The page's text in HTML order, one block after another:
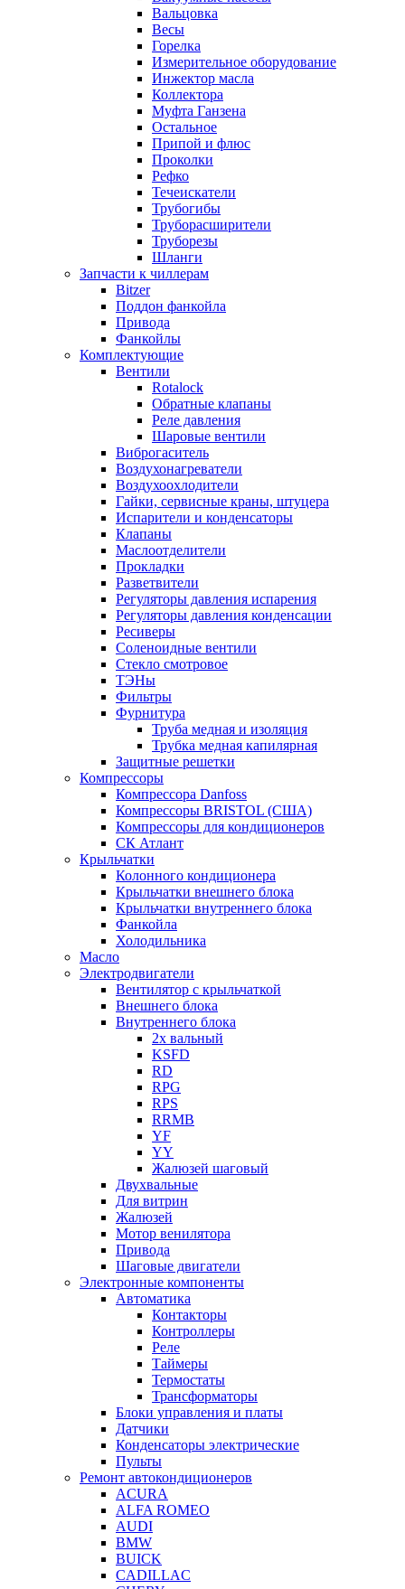
Вальцовка
Весы
Горелка
Измерительное оборудование
Инжектор масла
Коллектора
Муфта Ганзена
Остальное
Припой и флюс
Проколки
Рефко
Течеискатели
Трубогибы
Труборасширители
Труборезы
Шланги
Запчасти к чиллерам
Bitzer
Поддон фанкойла
Привода
Фанкойлы
Комплектующие
Вентили
Rotalock
Обратные клапаны
Реле давления
Шаровые вентили
Виброгаситель
Воздухонагреватели
Воздухоохлодители
Гайки, сервисные краны, штуцера
Испарители и конденсаторы
Клапаны
Маслоотделители
Прокладки
Разветвители
Регуляторы давления испарения
Регуляторы давления конденсации
Ресиверы
Соленоидные вентили
Стекло смотровое
ТЭНы
Фильтры
Фурнитура
Труба медная и изоляция
Трубка медная капилярная
Защитные решетки
Компрессоры
Компрессора Danfoss
Компрессоры BRISTOL (США)
Компрессоры для кондиционеров
СК Атлант
Крыльчатки
Колонного кондиционера
Крыльчатки внешнего блока
Крыльчатки внутреннего блока
Фанкойла
Холодильника
Масло
Электродвигатели
Вентилятор с крыльчаткой
Внешнего блока
Внутреннего блока
2х вальный
KSFD
RD
RPG
RPS
RRMB
YF
YY
Жалюзей шаговый
Двухвальные
Для витрин
Жалюзей
Мотор венилятора
Привода
Шаговые двигатели
Электронные компоненты
Автоматика
Контакторы
Контроллеры
Реле
Таймеры
Термостаты
Трансформаторы
Блоки управления и платы
Датчики
Конденсаторы электрические
Пульты
Ремонт автокондиционеров
ACURA
ALFA ROMEO
AUDI
BMW
BUICK
CADILLAC